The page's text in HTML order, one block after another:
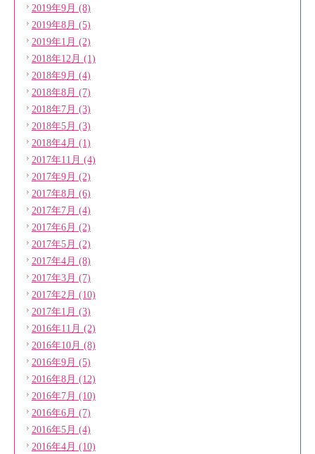
2019年9月 (8)
2019年8月 (5)
2019年1月 (2)
2018年12月 (1)
2018年9月 (4)
2018年8月 (7)
2018年7月 (3)
2018年5月 (3)
2018年4月 (1)
2017年11月 (4)
2017年9月 (2)
2017年8月 (6)
2017年7月 (4)
2017年6月 (2)
2017年5月 (2)
2017年4月 (8)
2017年3月 (7)
2017年2月 (10)
2017年1月 (3)
2016年11月 (2)
2016年10月 (8)
2016年9月 (5)
2016年8月 (12)
2016年7月 (10)
2016年6月 (7)
2016年5月 (4)
2016年4月 (10)